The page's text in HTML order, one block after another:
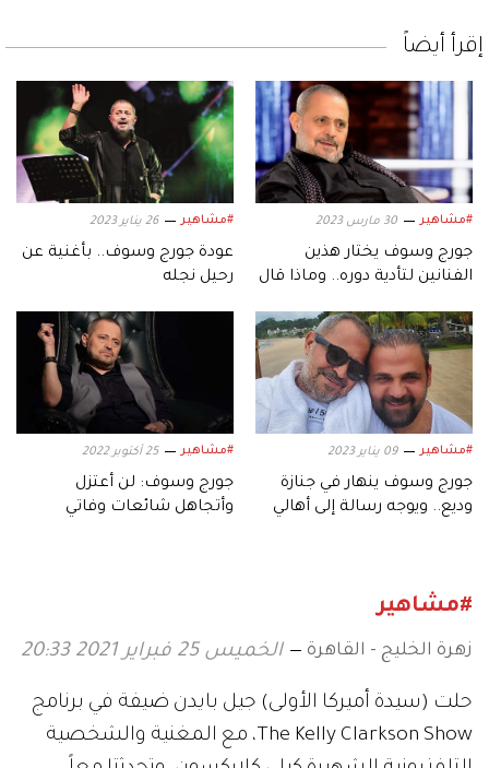
إقرأ أيضاً
#مشاهير 30 مارس 2023
جورج وسوف يختار هذين
الفنانين لتأدية دوره.. وماذا قال
#مشاهير 26 يناير 2023
عودة جورج وسوف.. بأغنية عن
رحيل نجله
#مشاهير 09 يناير 2023
جورج وسوف ينهار في جنازة
وديع.. ويوجه رسالة إلى أهالي
#مشاهير 25 أكتوبر 2022
جورج وسوف: لن أعتزل
وأتجاهل شائعات وفاتي
#مشاهير
زهرة الخليج - القاهرة الخميس 25 فبراير 2021 20:33
حلت (سيدة أميركا الأولى) جيل بايدن ضيفة في برنامج
The Kelly Clarkson Show، مع المغنية والشخصية